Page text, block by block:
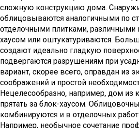
сложную конструкцию дома.
облицовываются аналогичными по
отделочными плитками, различными
хаусом или оштукатуриваются.
создают идеально гладкую
подвергаются разрушениям при
вариант, скорее всего, оправдан из
соображений и простой
Нецелесообразно, например, дом из
прятать за блок-хаусом.
комбинируются и в отделочных
Например, необычное сочетание